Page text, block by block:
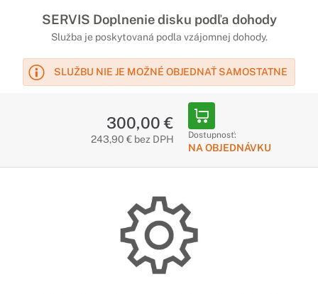
SERVIS Doplnenie disku podľa dohody
Služba je poskytovaná podla vzájomnej dohody.
SLUŽBU NIE JE MOŽNÉ OBJEDNAŤ SAMOSTATNE
300,00 €
243,90 € bez DPH Dostupnosť:
NA OBJEDNÁVKU